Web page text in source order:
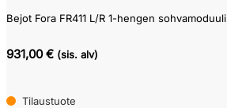
Bejot Fora FR411 L/R 1-hengen sohvamoduuli
931,00 € (sis. alv)
Tilaustuote